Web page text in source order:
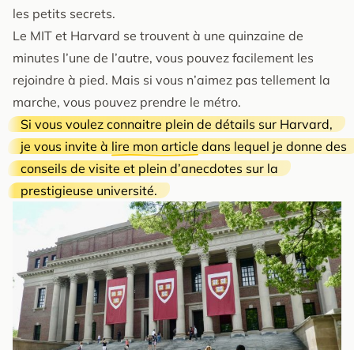
les petits secrets.
Le MIT et Harvard se trouvent à une quinzaine de
minutes l’une de l’autre, vous pouvez facilement les
rejoindre à pied. Mais si vous n’aimez pas tellement la
marche, vous pouvez prendre le métro.
Si vous voulez connaitre plein de détails sur Harvard,
je vous invite à lire mon article dans lequel je donne des
conseils de visite et plein d’anecdotes sur la
prestigieuse université.